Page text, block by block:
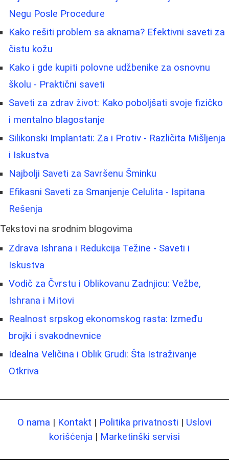
Negu Posle Procedure
Kako rešiti problem sa aknama? Efektivni saveti za
čistu kožu
Kako i gde kupiti polovne udžbenike za osnovnu
školu - Praktični saveti
Saveti za zdrav život: Kako poboljšati svoje fizičko
i mentalno blagostanje
Silikonski Implantati: Za i Protiv - Različita Mišljenja
i Iskustva
Najbolji Saveti za Savršenu Šminku
Efikasni Saveti za Smanjenje Celulita - Ispitana
Rešenja
Tekstovi na srodnim blogovima
Zdrava Ishrana i Redukcija Težine - Saveti i
Iskustva
Vodič za Čvrstu i Oblikovanu Zadnjicu: Vežbe,
Ishrana i Mitovi
Realnost srpskog ekonomskog rasta: Između
brojki i svakodnevnice
Idealna Veličina i Oblik Grudi: Šta Istraživanje
Otkriva
O nama | Kontakt | Politika privatnosti | Uslovi
korišćenja | Marketinški servisi